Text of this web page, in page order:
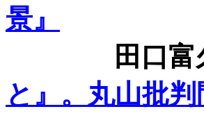
景』
田口富
と』。丸山批判